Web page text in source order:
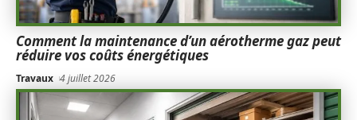
Comment la maintenance d’un aérotherme gaz peut
réduire vos coûts énergétiques
Travaux 4 juillet 2026